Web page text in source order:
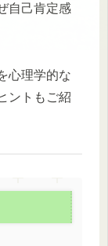
自己肯定感
心理学的な
ントもご紹